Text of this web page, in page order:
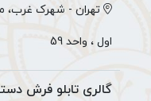
تهران - شهرک غرب،
اول ، واحد 59
گالری تابلو فرش